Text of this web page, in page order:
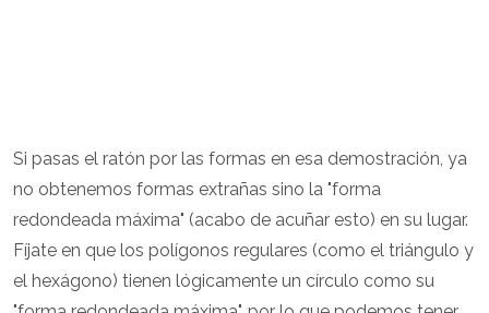
Si pasas el ratón por las formas en esa demostración, ya
no obtenemos formas extrañas sino la "forma
redondeada máxima" (acabo de acuñar esto) en su lugar.
Fíjate en que los polígonos regulares (como el triángulo y
el hexágono) tienen lógicamente un círculo como su